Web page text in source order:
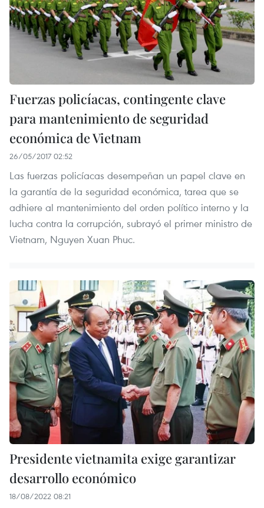
Fuerzas policíacas, contingente clave
para mantenimiento de seguridad
económica de Vietnam
26/05/2017 02:52
Las fuerzas policíacas desempeñan un papel clave en
la garantía de la seguridad económica, tarea que se
adhiere al mantenimiento del orden político interno y la
lucha contra la corrupción, subrayó el primer ministro de
Vietnam, Nguyen Xuan Phuc.
Presidente vietnamita exige garantizar
desarrollo económico
18/08/2022 08:21